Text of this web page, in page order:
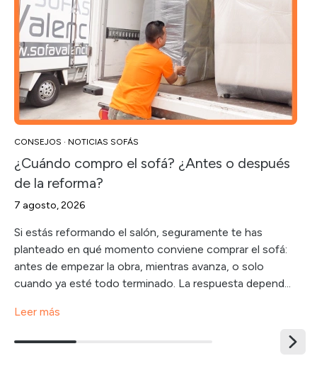
CONSEJOS · NOTICIAS SOFÁS
¿Cuándo compro el sofá? ¿Antes o después
de la reforma?
7 agosto, 2026
Si estás reformando el salón, seguramente te has
planteado en qué momento conviene comprar el sofá:
antes de empezar la obra, mientras avanza, o solo
cuando ya esté todo terminado. La respuesta depend...
Leer más